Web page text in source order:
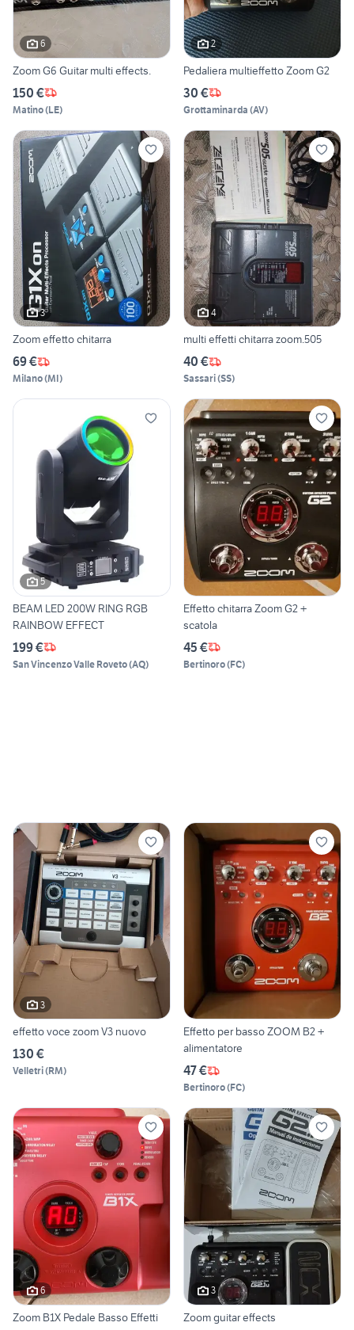
6
Zoom G6 Guitar multi effects.
150 €
Matino(LE)
2
Pedaliera multieffetto Zoom G2
30 €
Grottaminarda (AV)
3
Zoom effetto chitarra
69 €
Milano(MI)
4
multi effetti chitarra zoom.505
40 €
Sassari(SS)
5
BEAM LED 200W RING RGB
RAINBOW EFFECT
199 €
San Vincenzo Valle Roveto(AQ)
Effetto chitarra Zoom G2 +
scatola
45 €
Bertinoro(FC)
3
effetto voce zoom V3 nuovo
130 €
Velletri(RM)
Effetto per basso ZOOM B2 +
alimentatore
47 €
Bertinoro(FC)
6
Zoom B1X Pedale Basso Effetti
3
Zoom guitar effects